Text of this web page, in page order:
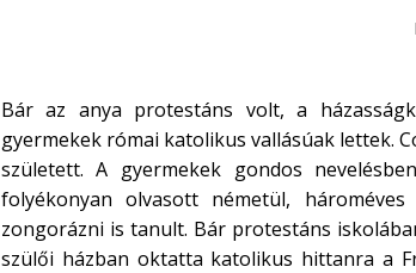
Bár az anya protestáns volt, a
gyermekek római katolikus vallásúak lettek.
született. A gyermekek gondos
folyékonyan olvasott németül,
zongorázni is tanult. Bár protestáns
szülői házban oktatta katolikus hittanra a